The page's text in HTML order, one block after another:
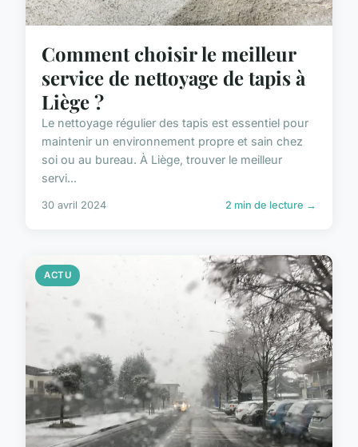
Comment choisir le meilleur
service de nettoyage de tapis à
Liège ?
Le nettoyage régulier des tapis est essentiel pour
maintenir un environnement propre et sain chez
soi ou au bureau. À Liège, trouver le meilleur
servi...
30 avril 2024 2 min de lecture →
ACTU